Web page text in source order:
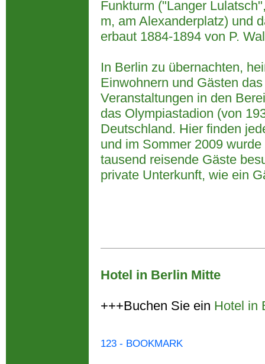
Funkturm ("Langer
m, am Alexanderplatz) und
erbaut 1884-1894 von P.
In Berlin zu übernachten,
Einwohnern und Gästen
Veranstaltungen in den
das Olympiastadion (von
Deutschland. Hier finden
und im Sommer 2009
tausend reisende Gäste
private Unterkunft, wie ein
Hotel in Berlin Mitte
+++Buchen Sie ein Hotel in
123 - BOOKMARK